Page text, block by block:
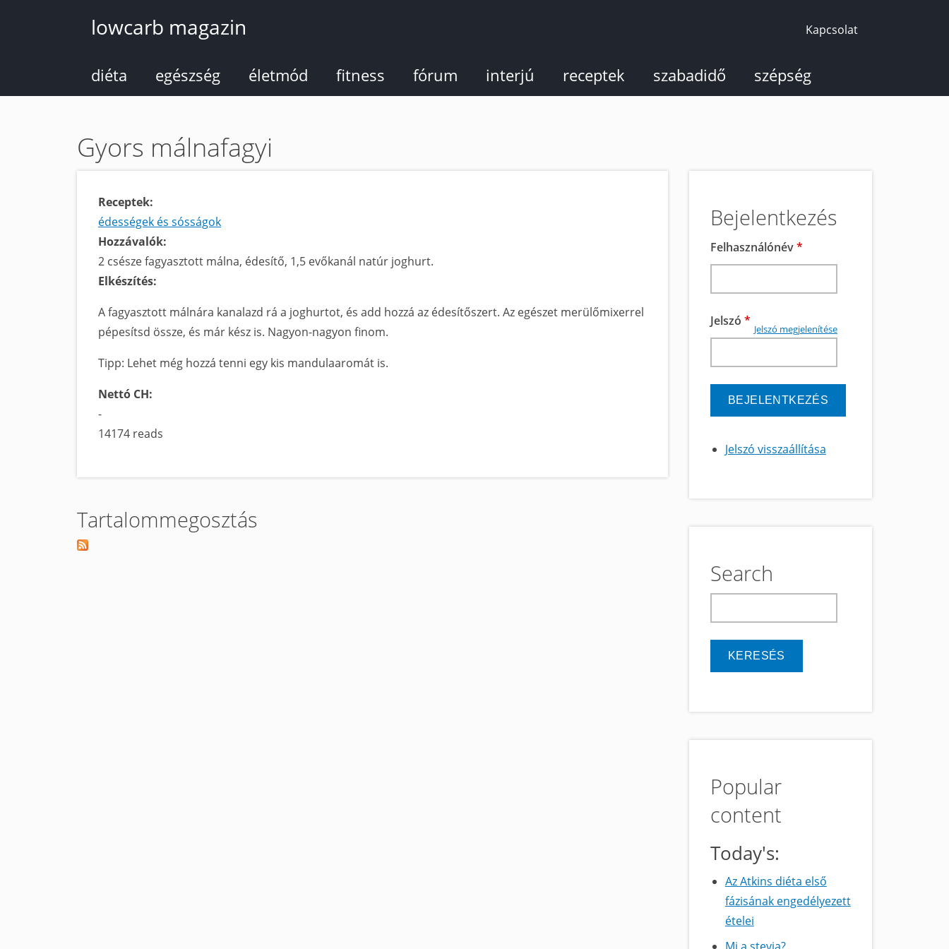
lowcarb magazin Kapcsolat
diéta egészség életmód fitness fórum interjú receptek szabadidő szépség
Gyors málnafagyi
Receptek:
édességek és sósságok
Hozzávalók:
2 csésze fagyasztott málna, édesítő, 1,5 evőkanál natúr joghurt.
Elkészítés:
A fagyasztott málnára kanalazd rá a joghurtot, és add hozzá az édesítőszert. Az egészet merülőmixerrel
pépesítsd össze, és már kész is. Nagyon-nagyon finom.
Tipp: Lehet még hozzá tenni egy kis mandulaaromát is.
Nettó CH:
-
14174 reads
Tartalommegosztás
Bejelentkezés
Felhasználónév*
Jelszó *
Jelszó megjelenítése
Jelszó visszaállítása
Search
Popular
content
Today's:
Az Atkins diéta első
fázisának engedélyezett
ételei